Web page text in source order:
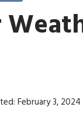
February 3, 2024